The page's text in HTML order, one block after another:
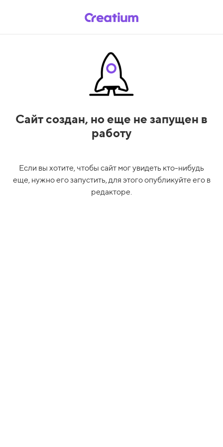
Сайт создан, но еще не запущен в
работу
Если вы хотите, чтобы сайт мог увидеть кто-нибудь
еще, нужно его запустить, для этого опубликуйте его в
редакторе.